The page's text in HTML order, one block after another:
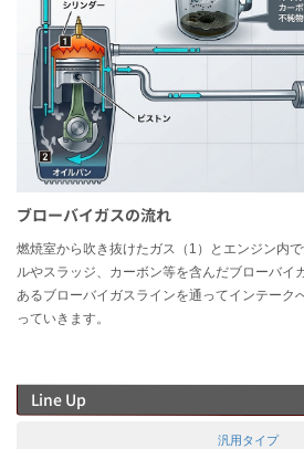
ブローバイガスの流れ
燃焼室から吹き抜けたガス（1）とエンジン内
ルやスラッジ、カーボン等を含んだブローバイ
あるブローバイガスラインを通ってインテーク
っていきます。
Line Up
汎用タイプ